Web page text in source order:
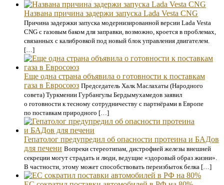
Названа причина задержи запуска Lada Vesta CNG
Причина задержки запуска модернизированной версии Lada Vesta
CNG с газовым баком для заправки, возможно, кроется в проблемах,
связанных с калибровкой под новый блок управления двигателем.
[…]
Еще одна страна объявила о готовности к поставкам
газа в Евросоюз Председатель Халк Маслахаты (Народного
совета) Туркмении Гурбангулы Бердымухамедов заявил
о готовности к тесному сотрудничеству с партнёрами в Европе
по поставкам природного […]
Гепатолог предупредил об опасности протеина и БАДов
для печени Вопреки стереотипам, дистрофией железы внешней
секреции могут страдать и люди, ведущие «здоровый образ жизни».
В частности, этому может способствовать переизбыток белка […]